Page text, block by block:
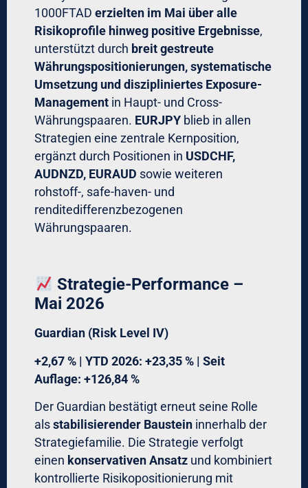
1000FTAD erzielten im Mai über alle
Risikoprofile hinweg positive Ergebnisse,
unterstützt durch breit gestreute
Währungspositionierungen, systematische
Umsetzung und diszipliniertes Exposure-
Management in Haupt- und Cross-
Währungspaaren. EURJPY blieb in allen
Strategien eine zentrale Kernposition,
ergänzt durch Positionen in USDCHF,
AUDNZD, EURAUD sowie weiteren
rohstoff-, safe-haven- und
renditedifferenzbezogenen
Währungspaaren.
Strategie-Performance –
Mai 2026
Guardian (Risk Level IV)
+2,67 % | YTD 2026: +23,35 % | Seit
Auflage: +126,84 %
Der Guardian bestätigt erneut seine Rolle
als stabilisierender Baustein innerhalb der
Strategiefamilie. Die Strategie verfolgt
einen konservativen Ansatz und kombiniert
kontrollierte Risikopositionierung mit